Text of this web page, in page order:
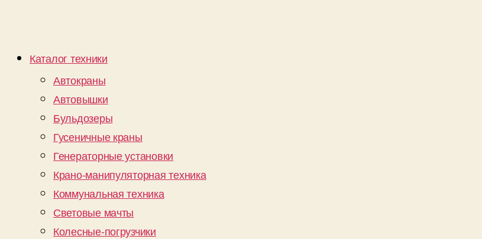
Каталог техники
Автокраны
Автовышки
Бульдозеры
Гусеничные краны
Генераторные установки
Крано-манипуляторная техника
Коммунальная техника
Световые мачты
Колесные-погрузчики